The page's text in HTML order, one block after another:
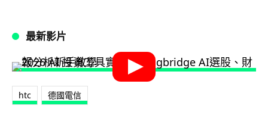
最新影片
htc 德國電信